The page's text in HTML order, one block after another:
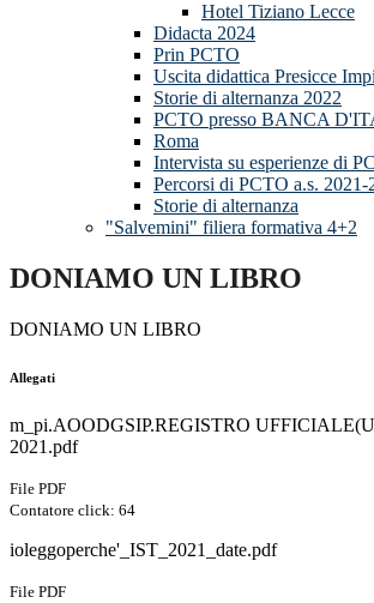
Hotel Tiziano Lecce
Didacta 2024
Prin PCTO
Uscita didattica Presicce
Storie di alternanza 2022
PCTO presso BANCA
Roma
Intervista su esperienze di
Percorsi di PCTO a.s. 2021-
Storie di alternanza
"Salvemini" filiera formativa 4+2
DONIAMO UN LIBRO
DONIAMO UN LIBRO
Allegati
m_pi.AOODGSIP.REGISTRO
2021.pdf
File PDF
Contatore click: 64
ioleggoperche'_IST_2021_date.pdf
File PDF